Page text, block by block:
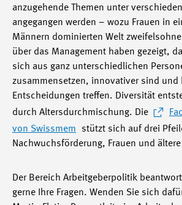
anzugehende Themen unter
angegangen werden – wozu Frauen in
Männern dominierten Welt
über das Management haben gezeigt,
sich aus ganz unterschiedlichen
zusammensetzen, innovativer sind und
Entscheidungen treffen. Diversität
durch Altersdurchmischung. Die
von Swissmem
stützt sich auf drei
Nachwuchsförderung, Frauen und
Der Bereich Arbeitgeberpolitik
gerne Ihre Fragen. Wenden Sie sich